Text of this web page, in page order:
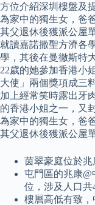
方位介紹深圳樓盤及
為家中的獨生女，爸
其父退休後獲派公屋
就讀嘉諾撒聖方濟各
學，其後在曼徹斯特
22歲的她參加香港小
大使」兩個獎項成三
加上經常笑時露出牙
的香港小姐之一，又
為家中的獨生女，爸
其父退休後獲派公屋
茵翠豪庭位於兆
屯門區的兆康@
位，涉及人口共
樓層高低有致